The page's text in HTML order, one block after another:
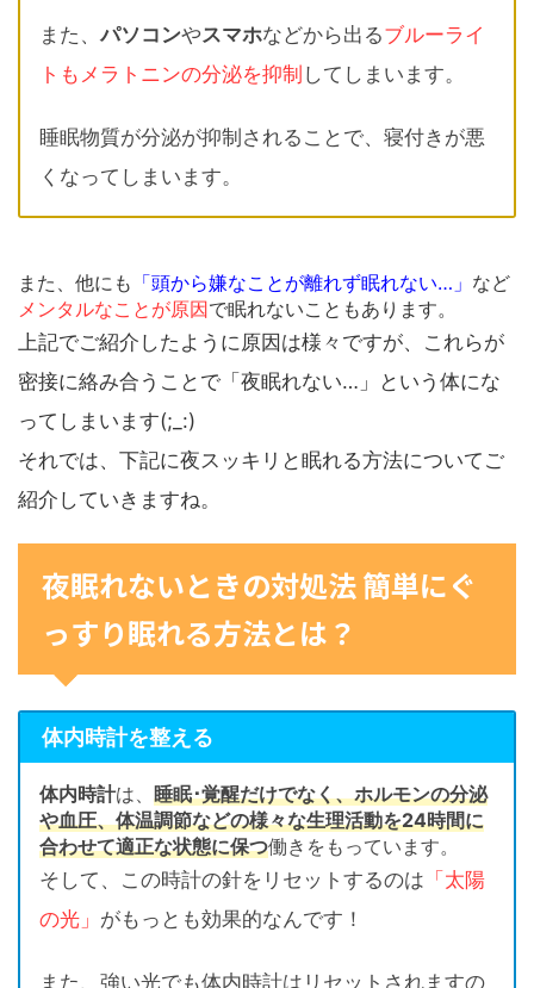
また、パソコンやスマホなどから出るブルーライ
トもメラトニンの分泌を抑制 してしまいます。
睡眠物質が分泌が抑制されることで、寝付きが悪
くなってしまいます。
また、他にも 「頭から嫌なことが離れず眠れない…」 など
メンタルなことが原因で眠れないこともあります。
上記でご紹介したように原因は様々ですが、これらが
密接に絡み合うことで「夜眠れない…」という体にな
ってしまいます(;_:)
それでは、下記に夜スッキリと眠れる方法についてご
紹介していきますね。
夜眠れないときの対処法 簡単にぐ
っすり眠れる方法とは？
体内時計を整える
体内時計は、 睡眠･覚醒だけでなく、ホルモンの分泌
や血圧、体温調節などの様々な生理活動を24時間に
合わせて適正な状態に保つ働きをもっています。
そして、この時計の針をリセットするのは 「太陽
の光」 がもっとも効果的なんです！
また、強い光でも体内時計はリセットされますの